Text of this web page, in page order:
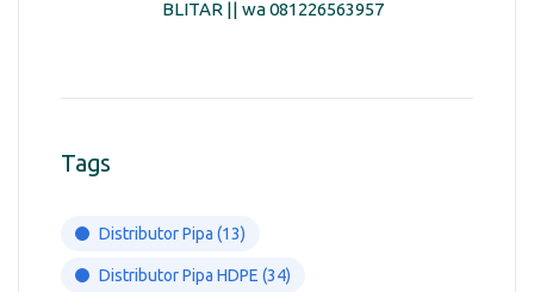
BLITAR || wa 081226563957
Tags
Distributor Pipa (13)
Distributor Pipa HDPE (34)